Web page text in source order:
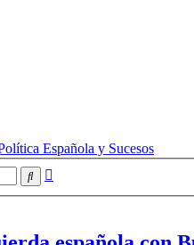
Española y Sucesos
Buscar